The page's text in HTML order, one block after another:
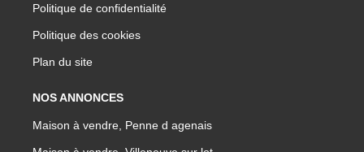
Politique de confidentialité
Politique des cookies
Plan du site
NOS ANNONCES
Maison à vendre, Penne d agenais